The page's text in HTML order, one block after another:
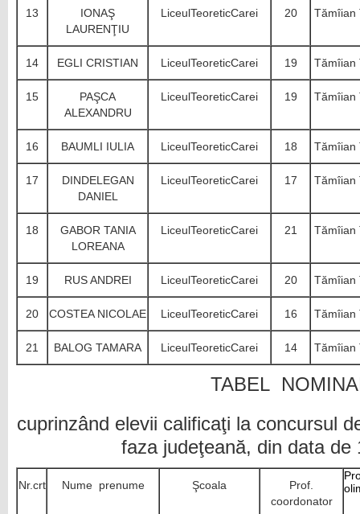
13
IONAŞ
LAURENŢIU
LiceulTeoreticCarei 20 Tămîian
14 EGLI CRISTIAN LiceulTeoreticCarei 19 Tămîian
15
PAŞCA
ALEXANDRU
LiceulTeoreticCarei 19 Tămîian
16 BAUMLI IULIA LiceulTeoreticCarei 18 Tămîian
17
DINDELEGAN
DANIEL
LiceulTeoreticCarei 17 Tămîian
18
GABOR TANIA
LOREANA
LiceulTeoreticCarei 21 Tămîian
19 RUS ANDREI LiceulTeoreticCarei 20 Tămîian
20 COSTEA NICOLAE LiceulTeoreticCarei 16 Tămîian
21 BALOG TAMARA LiceulTeoreticCarei 14 Tămîian
TABEL
cuprinzând elevii calificaţi la concursul
faza judeţeană, din data de
Nr.crt Nume prenume Şcoala
Prof.
coordonator